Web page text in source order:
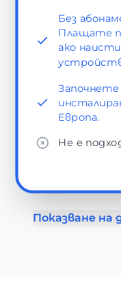
Без
Плащате
ако
Започнете
Европа.
Не е
Показване